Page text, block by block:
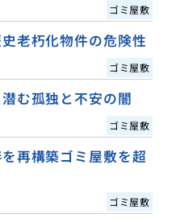
ゴミ屋敷
老朽化物件の危険性
ゴミ屋敷
む孤独と不安の闇
ゴミ屋敷
再構築ゴミ屋敷を超
ゴミ屋敷